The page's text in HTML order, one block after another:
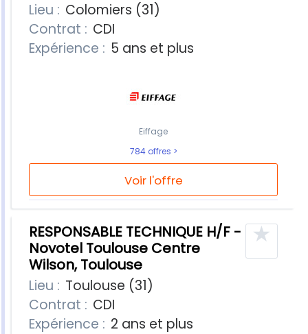
Lieu : Colomiers (31)
Contrat : CDI
Expérience : 5 ans et plus
Voir l'offre
Eiffage
784 offres
RESPONSABLE TECHNIQUE H/F -
Novotel Toulouse Centre
Wilson, Toulouse
★
Lieu : Toulouse (31)
Contrat : CDI
Expérience : 2 ans et plus